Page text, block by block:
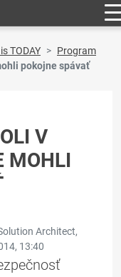
TODAY
Program
pokojne spávať
V
MOHLI
Architect,
13:40